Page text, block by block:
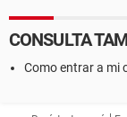
CONSULTA
Como entrar a mi